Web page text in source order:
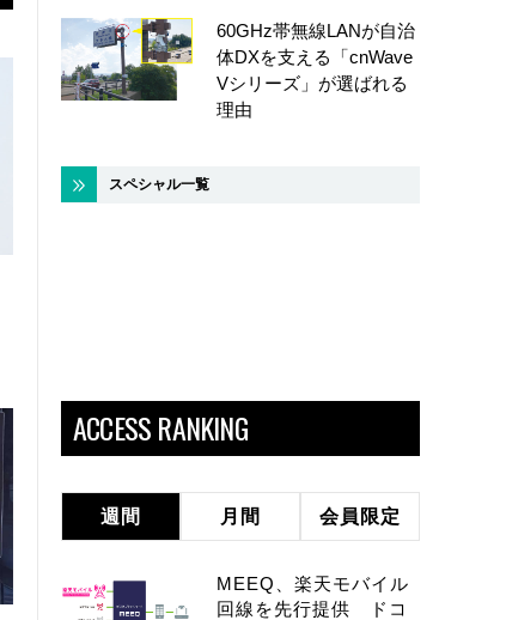
60GHz帯無線LANが自治
体DXを支える「cnWave
Vシリーズ」が選ばれる
理由
スペシャル一覧
ACCESS RANKING
週間 月間 会員限定
MEEQ、楽天モバイル
回線を先行提供 ドコ